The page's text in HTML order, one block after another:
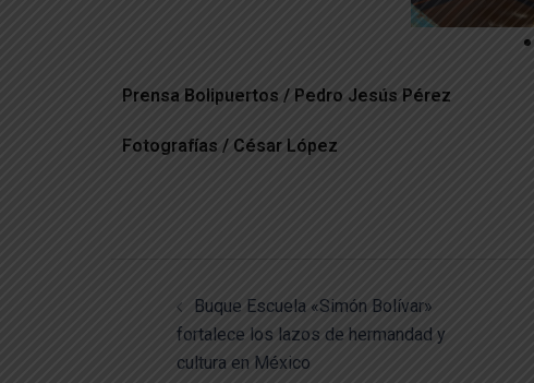
Prensa Bolipuertos / Pedro Jesús Pérez
Fotografías / César López
Buque Escuela «Simón Bolívar»
fortalece los lazos de hermandad y
cultura en México